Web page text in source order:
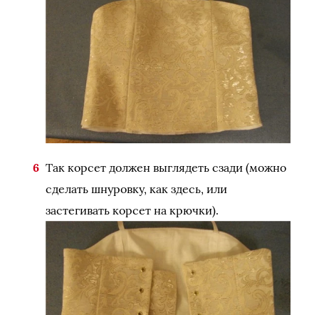
Так корсет должен выглядеть сзади (можно
сделать шнуровку, как здесь, или
застегивать корсет на крючки).